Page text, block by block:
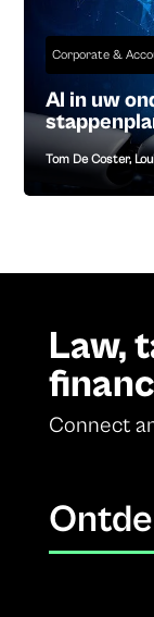
Corporate &
AI in uw
Tom De Coster,
Law,
Connect